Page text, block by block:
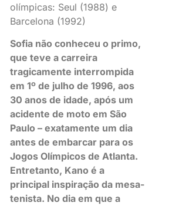
olímpicas: Seul (1988) e
Barcelona (1992)
Sofia não conheceu o primo,
que teve a carreira
tragicamente interrompida
em 1º de julho de 1996, aos
30 anos de idade, após um
acidente de moto em São
Paulo – exatamente um dia
antes de embarcar para os
Jogos Olímpicos de Atlanta.
Entretanto, Kano é a
principal inspiração da mesa-
tenista. No dia em que a